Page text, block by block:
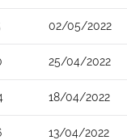
02/05/2022
25/04/2022
18/04/2022
13/04/2022